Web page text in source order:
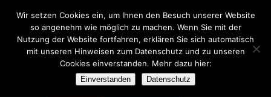
20230726_102951[1]
Wir setzen Cookies ein, um Ihnen den Besuch unserer Website
so angenehm wie möglich zu machen. Wenn Sie mit der
Nutzung der Website fortfahren, erklären Sie sich automatisch
mit unseren Hinweisen zum Datenschutz und zu unseren
Cookies einverstanden. Mehr dazu hier:
Einverstanden Datenschutz